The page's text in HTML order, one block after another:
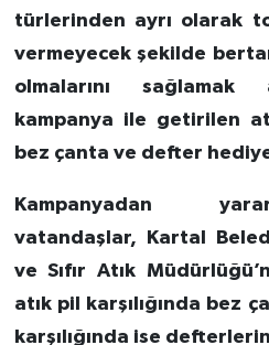
türlerinden ayrı olarak
vermeyecek şekilde
olmalarını sağlamak
kampanya ile getirilen
bez çanta ve defter
Kampanyadan
vatandaşlar, Kartal
ve Sıfır Atık
atık pil karşılığında bez
karşılığında ise